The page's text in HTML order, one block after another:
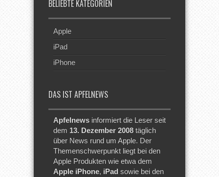
BELIEBTE KATEGORIEN
Apple
iPad
iPhone
DAS IST APFELNEWS
Apfelnews informiert die Leser seit
dem 13. Dezember 2008 täglich
über News rund um Apple. Der
Themenschwerpunkt liegt bei den
Apple Produkten wie etwa dem
Apple iPhone, iPad sowie bei den